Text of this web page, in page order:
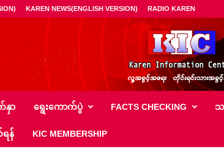
KAREN NEWS(ENGLISH VERSION) RADIO KAREN
နှာ ရွေး‌ကောက်ပွဲ FACTS CHECKING သ
န် KIC MEMBERSHIP